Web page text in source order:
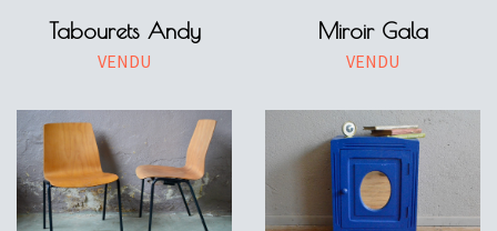
Tabourets Andy
VENDU
Miroir Gala
VENDU